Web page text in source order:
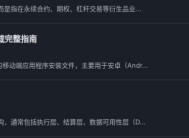
指在永续合约、期权、杠杆交易等衍生品业...
完整指南
动端应用程序安装文件，主要用于安卓（Andr...
通常包括执行层、结算层、数据可用性层（D...